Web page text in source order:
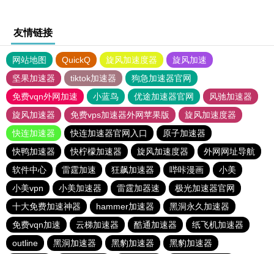
友情链接
网站地图 QuickQ 旋风加速度器
旋风加速
坚果加速器
tiktok加速器
狗急加速器官网
免费vqn外网加速
小蓝鸟 优途加速器官网
风驰加速器
旋风加速器
免费vps加速器外网苹果版
旋风加速度器
快连加速器
快连加速器官网入口
原子加速器
快鸭加速器
快柠檬加速器 旋风加速度器
外网网址导航
软件中心
雷霆加速 狂飙加速器 哔咔漫画
小美
小美vpn
小美加速器 雷霆加器速
极光加速器官网
十大免费加速神器
hammer加速器
黑洞永久加速器
免费vqn加速
云梯加速器 酷通加速器
纸飞机加速器
outline
黑洞加速器 黑豹加速器
黑豹加速器